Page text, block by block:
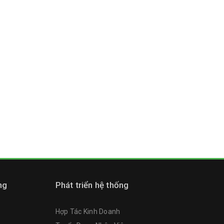
Phát triển hệ thống
Hợp Tác Kinh Doanh